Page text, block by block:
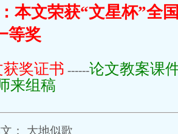
本文荣获“文星杯”全
等奖
奖证书 ------论文教案课
来组稿
： 大地似歌